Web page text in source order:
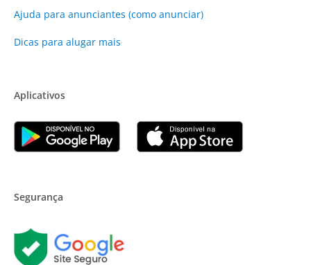
Ajuda para anunciantes (como anunciar)
Dicas para alugar mais
Aplicativos
Segurança